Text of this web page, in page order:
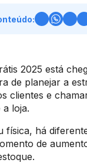
2025 está
de planejar a
clientes e
loja.
física, há
de